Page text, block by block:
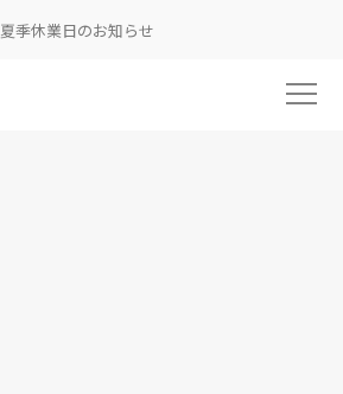
夏季休業日のお知らせ